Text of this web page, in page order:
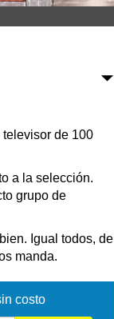
de 100
a la selección.
grupo de
Igual todos, de
manda.
costo